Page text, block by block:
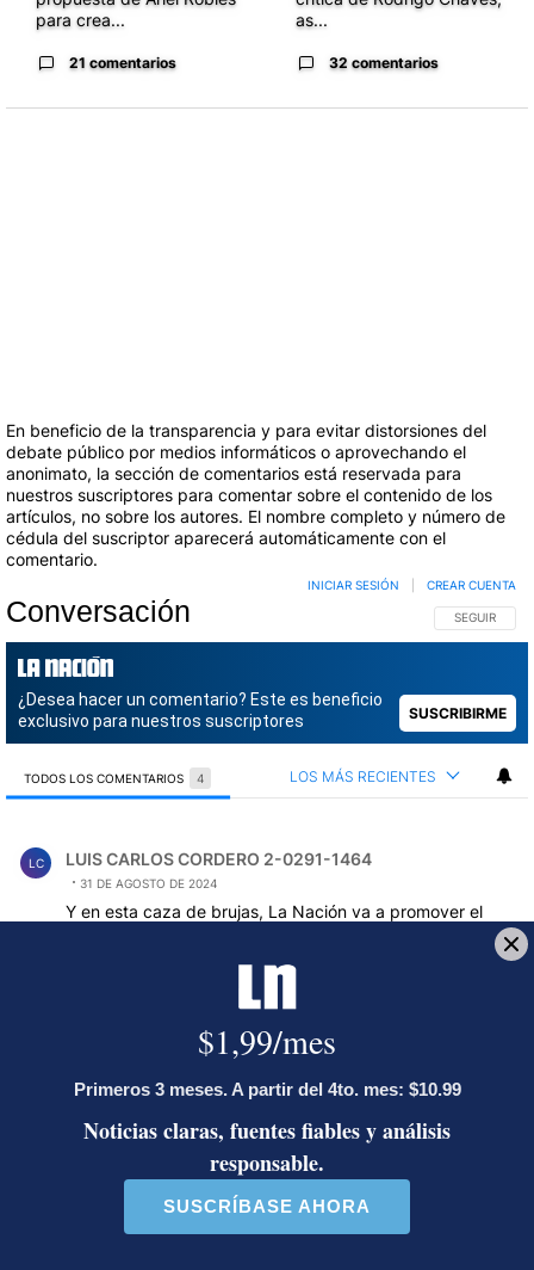
para crea...
21 comentarios
as...
32 comentarios
En beneficio de la transparencia y para evitar distorsiones del
debate público por medios informáticos o aprovechando el
anonimato, la sección de comentarios está reservada para
nuestros suscriptores para comentar sobre el contenido de los
artículos, no sobre los autores. El nombre completo y número de
cédula del suscriptor aparecerá automáticamente con el
comentario.
Conversación SIGA ESTA
SEGUIR
INICIAR SESIÓN CREAR CUENTA
¿Desea hacer un comentario? Este es beneficio
exclusivo para nuestros suscriptores
SUSCRIBIRME
TODOS LOS COMENTARIOS 4 LOS MÁS RECIENTES
LC LUIS CARLOS CORDERO 2-0291-1464
31 DE AGOSTO DE 2024
Y en esta caza de brujas, La Nación va a promover el
Comentario de LUIS CARLOS CORDERO 2-0291-1464.
LUIS CARLOS CORDERO 2-0291-1464
A que grado de amarillismoy bajeza ha llegado La
Murillo pero de forma seria y con argumentos racionales.
Pero difundir calificaciones de brujería, satanismo,
contacto con el diablo y otras acusaciones ridículas no es
más que basura para deteriorar su imagen. La Extra era